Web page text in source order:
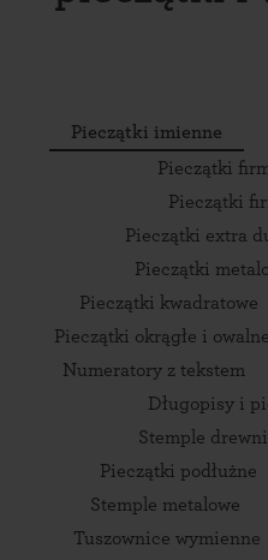
Pieczątki imienne
Pieczątki
Pieczątki
Pieczątki extra
Pieczątki
Pieczątki kwadratowe
Pieczątki okrągłe i owalne
Numeratory z tekstem
Długopisy i
Stemple
Pieczątki podłużne
Stemple metalowe
Tuszownice wymienne